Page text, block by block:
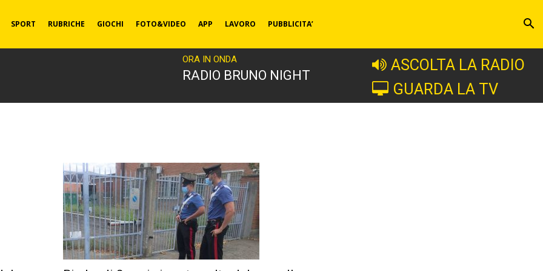
SPORT RUBRICHE GIOCHI FOTO&VIDEO APP LAVORO PUBBLICITA’
ORA IN ONDA
RADIO BRUNO NIGHT
ASCOLTA LA RADIO
GUARDA LA TV